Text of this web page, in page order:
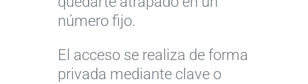
número fijo.
El acceso se realiza de forma
privada mediante clave o